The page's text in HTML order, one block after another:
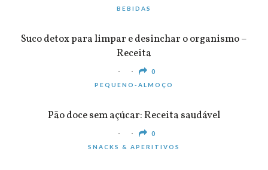
BEBIDAS
Suco detox para limpar e desinchar o organismo –
Receita
0
PEQUENO-ALMOÇO
Pão doce sem açúcar: Receita saudável
0
SNACKS & APERITIVOS